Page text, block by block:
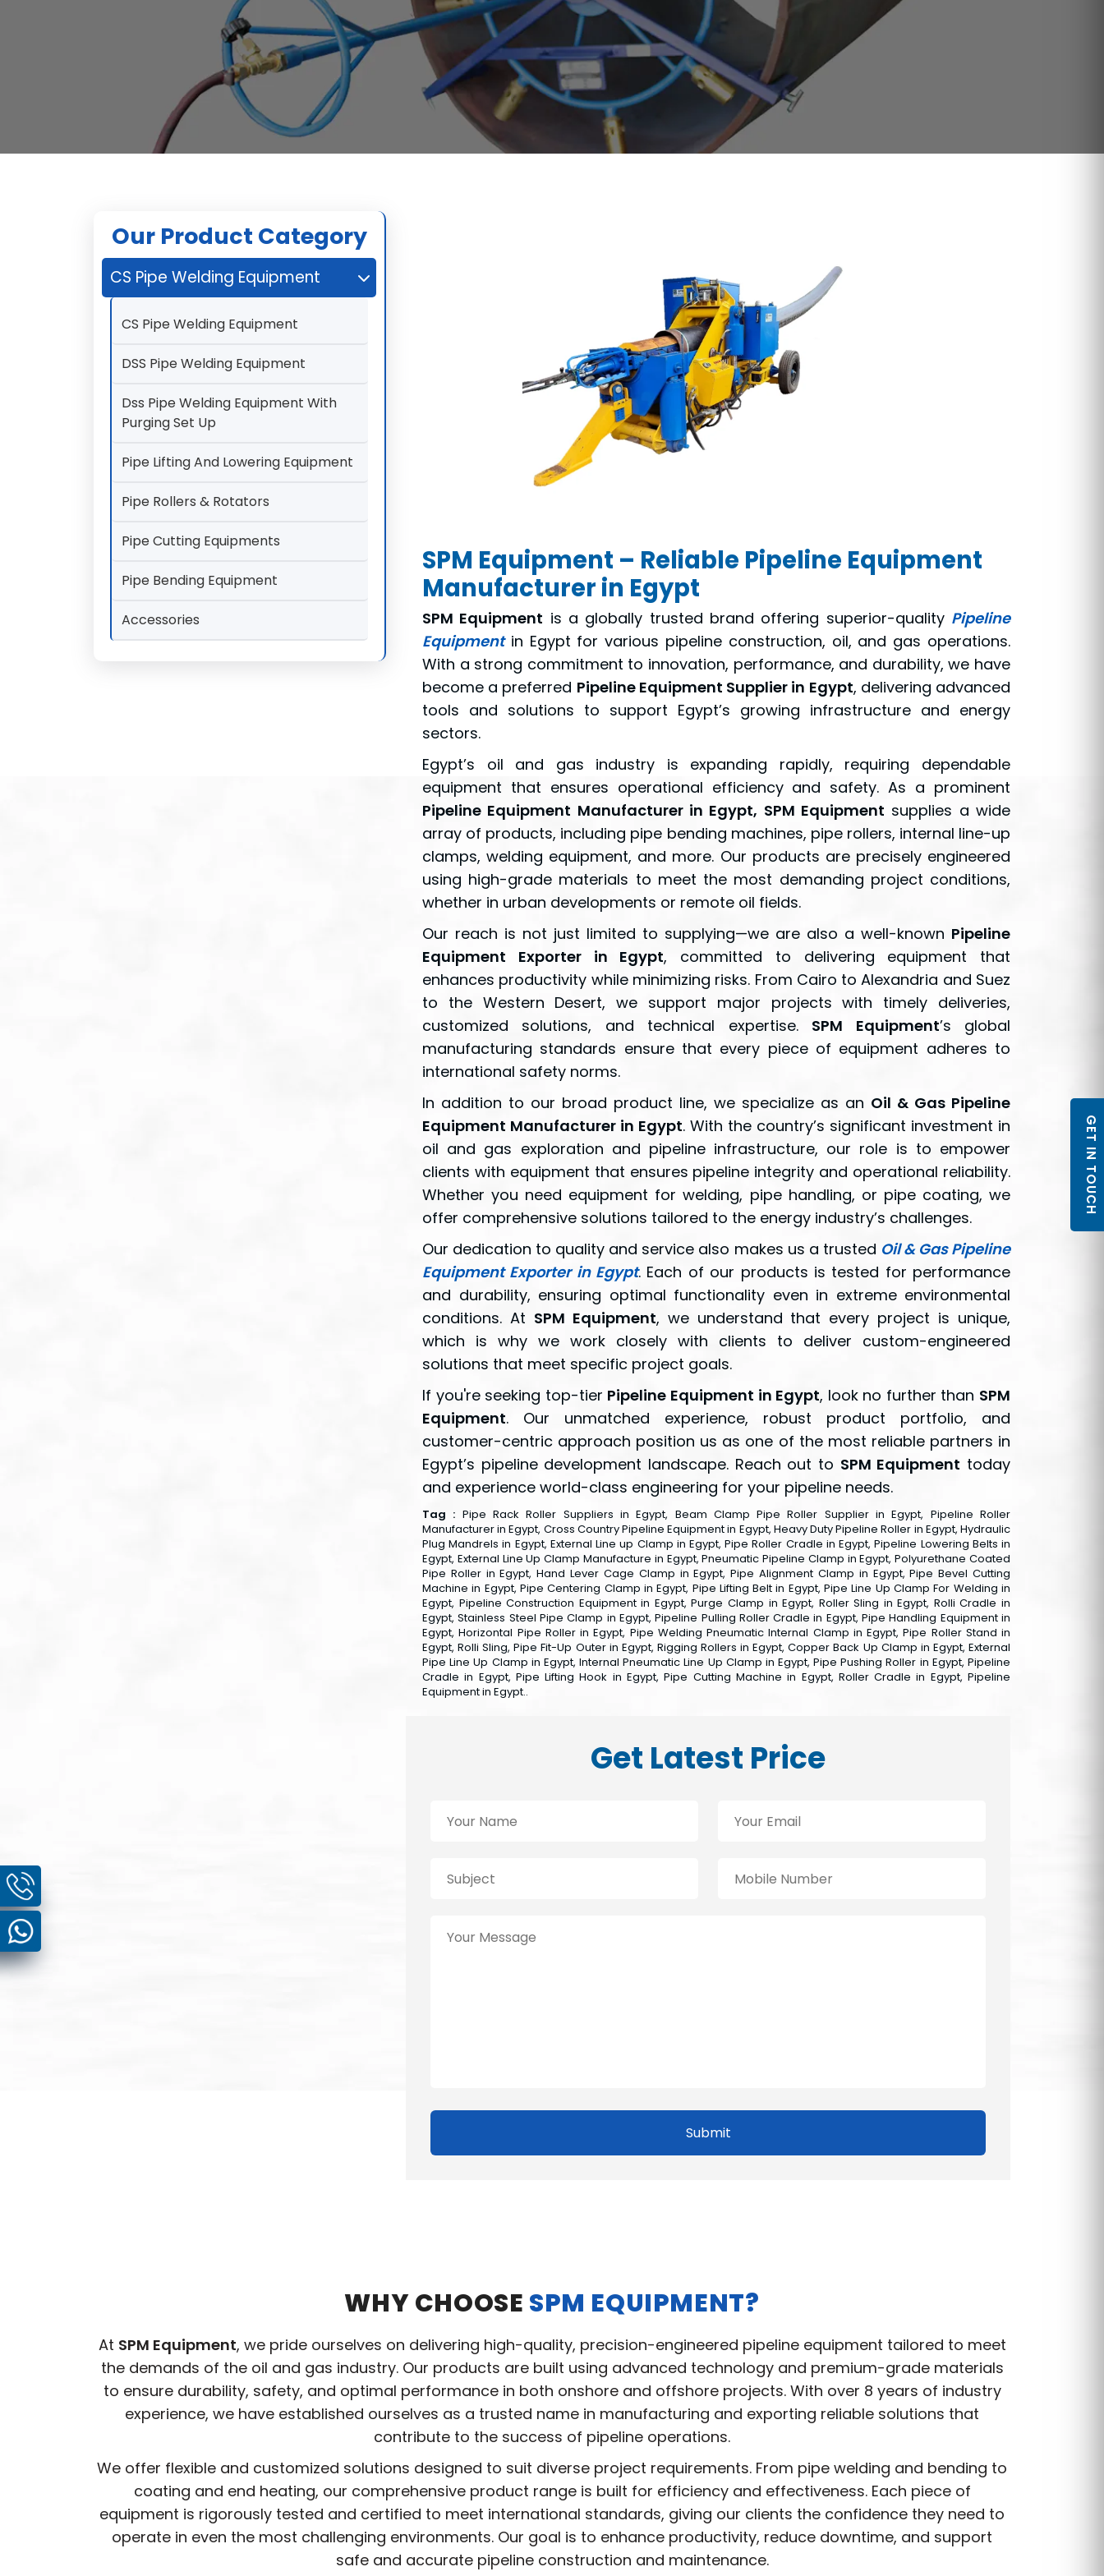
Our Product Category
CS Pipe Welding Equipment
CS Pipe Welding Equipment
DSS Pipe Welding Equipment
Dss Pipe Welding Equipment With
Purging Set Up
Pipe Lifting And Lowering Equipment
Pipe Rollers & Rotators
Pipe Cutting Equipments
Pipe Bending Equipment
Accessories
SPM Equipment – Reliable Pipeline Equipment
Manufacturer in Egypt
SPM Equipment is a globally trusted brand offering superior-quality Pipeline
Equipmentin Egypt for various pipeline construction, oil, and gas operations.
With a strong commitment to innovation, performance, and durability, we have
become a preferred Pipeline Equipment Supplier in Egypt, delivering advanced
tools and solutions to support Egypt’s growing infrastructure and energy
sectors.
Egypt’s oil and gas industry is expanding rapidly, requiring dependable
equipment that ensures operational efficiency and safety. As a prominent
Pipeline Equipment Manufacturer in Egypt, SPM Equipment supplies a wide
array of products, including pipe bending machines, pipe rollers, internal line-up
clamps, welding equipment, and more. Our products are precisely engineered
using high-grade materials to meet the most demanding project conditions,
whether in urban developments or remote oil fields.
Our reach is not just limited to supplying—we are also a well-known Pipeline
Equipment Exporter in Egypt, committed to delivering equipment that
enhances productivity while minimizing risks. From Cairo to Alexandria and Suez
to the Western Desert, we support major projects with timely deliveries,
customized solutions, and technical expertise. SPM Equipment’s global
manufacturing standards ensure that every piece of equipment adheres to
international safety norms.
In addition to our broad product line, we specialize as an Oil & Gas Pipeline
Equipment Manufacturer in Egypt. With the country’s significant investment in
oil and gas exploration and pipeline infrastructure, our role is to empower
clients with equipment that ensures pipeline integrity and operational reliability.
Whether you need equipment for welding, pipe handling, or pipe coating, we
offer comprehensive solutions tailored to the energy industry’s challenges.
Our dedication to quality and service also makes us a trusted Oil & Gas Pipeline
Equipment Exporter in Egypt. Each of our products is tested for performance
and durability, ensuring optimal functionality even in extreme environmental
conditions. At SPM Equipment, we understand that every project is unique,
which is why we work closely with clients to deliver custom-engineered
solutions that meet specific project goals.
If you're seeking top-tier Pipeline Equipment in Egypt, look no further than SPM
Equipment. Our unmatched experience, robust product portfolio, and
customer-centric approach position us as one of the most reliable partners in
Egypt’s pipeline development landscape. Reach out to SPM Equipment today
and experience world-class engineering for your pipeline needs.
Tag : Pipe Rack Roller Suppliers in Egypt, Beam Clamp Pipe Roller Supplier in Egypt, Pipeline Roller
Manufacturer in Egypt, Cross Country Pipeline Equipment in Egypt, Heavy Duty Pipeline Roller in Egypt, Hydraulic
Plug Mandrels in Egypt, External Line up Clamp in Egypt, Pipe Roller Cradle in Egypt, Pipeline Lowering Belts in
Egypt, External Line Up Clamp Manufacture in Egypt, Pneumatic Pipeline Clamp in Egypt, Polyurethane Coated
Pipe Roller in Egypt, Hand Lever Cage Clamp in Egypt, Pipe Alignment Clamp in Egypt, Pipe Bevel Cutting
Machine in Egypt, Pipe Centering Clamp in Egypt, Pipe Lifting Belt in Egypt, Pipe Line Up Clamp For Welding in
Egypt, Pipeline Construction Equipment in Egypt, Purge Clamp in Egypt, Roller Sling in Egypt, Rolli Cradle in
Egypt, Stainless Steel Pipe Clamp in Egypt, Pipeline Pulling Roller Cradle in Egypt, Pipe Handling Equipment in
Egypt, Horizontal Pipe Roller in Egypt, Pipe Welding Pneumatic Internal Clamp in Egypt, Pipe Roller Stand in
Egypt, Rolli Sling, Pipe Fit-Up Outer in Egypt, Rigging Rollers in Egypt, Copper Back Up Clamp in Egypt, External
Pipe Line Up Clamp in Egypt, Internal Pneumatic Line Up Clamp in Egypt, Pipe Pushing Roller in Egypt, Pipeline
Cradle in Egypt, Pipe Lifting Hook in Egypt, Pipe Cutting Machine in Egypt, Roller Cradle in Egypt, Pipeline
Equipment in Egypt..
Get Latest Price
Submit
WHY CHOOSE SPM EQUIPMENT?
At SPM Equipment, we pride ourselves on delivering high-quality, precision-engineered pipeline equipment tailored to meet
the demands of the oil and gas industry. Our products are built using advanced technology and premium-grade materials
to ensure durability, safety, and optimal performance in both onshore and offshore projects. With over 8 years of industry
experience, we have established ourselves as a trusted name in manufacturing and exporting reliable solutions that
contribute to the success of pipeline operations.
We offer flexible and customized solutions designed to suit diverse project requirements. From pipe welding and bending to
coating and end heating, our comprehensive product range is built for efficiency and effectiveness. Each piece of
equipment is rigorously tested and certified to meet international standards, giving our clients the confidence they need to
operate in even the most challenging environments. Our goal is to enhance productivity, reduce downtime, and support
safe and accurate pipeline construction and maintenance.
GET IN TOUCH